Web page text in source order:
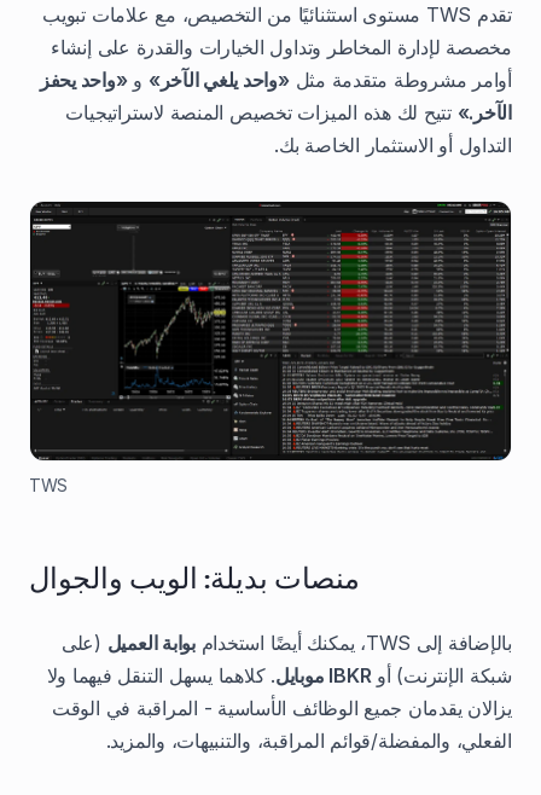
تقدم TWS مستوى استثنائيًا من التخصيص، مع علامات تبويب
مخصصة لإدارة المخاطر وتداول الخيارات والقدرة على إنشاء
أوامر مشروطة متقدمة مثل «واحد يلغي الآخر» و «واحد يحفز
الآخر.» تتيح لك هذه الميزات تخصيص المنصة لاستراتيجيات
التداول أو الاستثمار الخاصة بك.
TWS
منصات بديلة: الويب والجوال
بالإضافة إلى TWS، يمكنك أيضًا استخدام بوابة العميل (على
شبكة الإنترنت) أو IBKR موبايل
. كلاهما يسهل التنقل فيهما ولا
يزالان يقدمان جميع الوظائف الأساسية - المراقبة في الوقت
الفعلي، والمفضلة/قوائم المراقبة، والتنبيهات، والمزيد.